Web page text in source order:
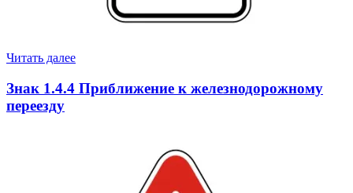
Читать далее
Знак 1.4.4 Приближение к железнодорожному
переезду